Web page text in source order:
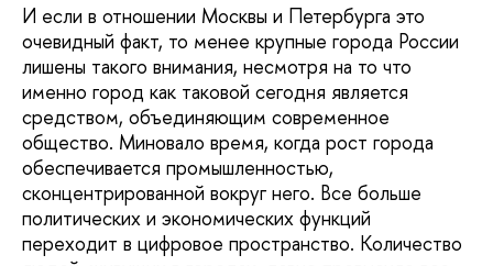
И если в отношении Москвы и Петербурга это
очевидный факт, то менее крупные города России
лишены такого внимания, несмотря на то что
именно город как таковой сегодня является
средством, объединяющим современное
общество. Миновало время, когда рост города
обеспечивается промышленностью,
сконцентрированной вокруг него. Все больше
политических и экономических функций
переходит в цифровое пространство. Количество